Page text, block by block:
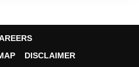
DISCLAIMER